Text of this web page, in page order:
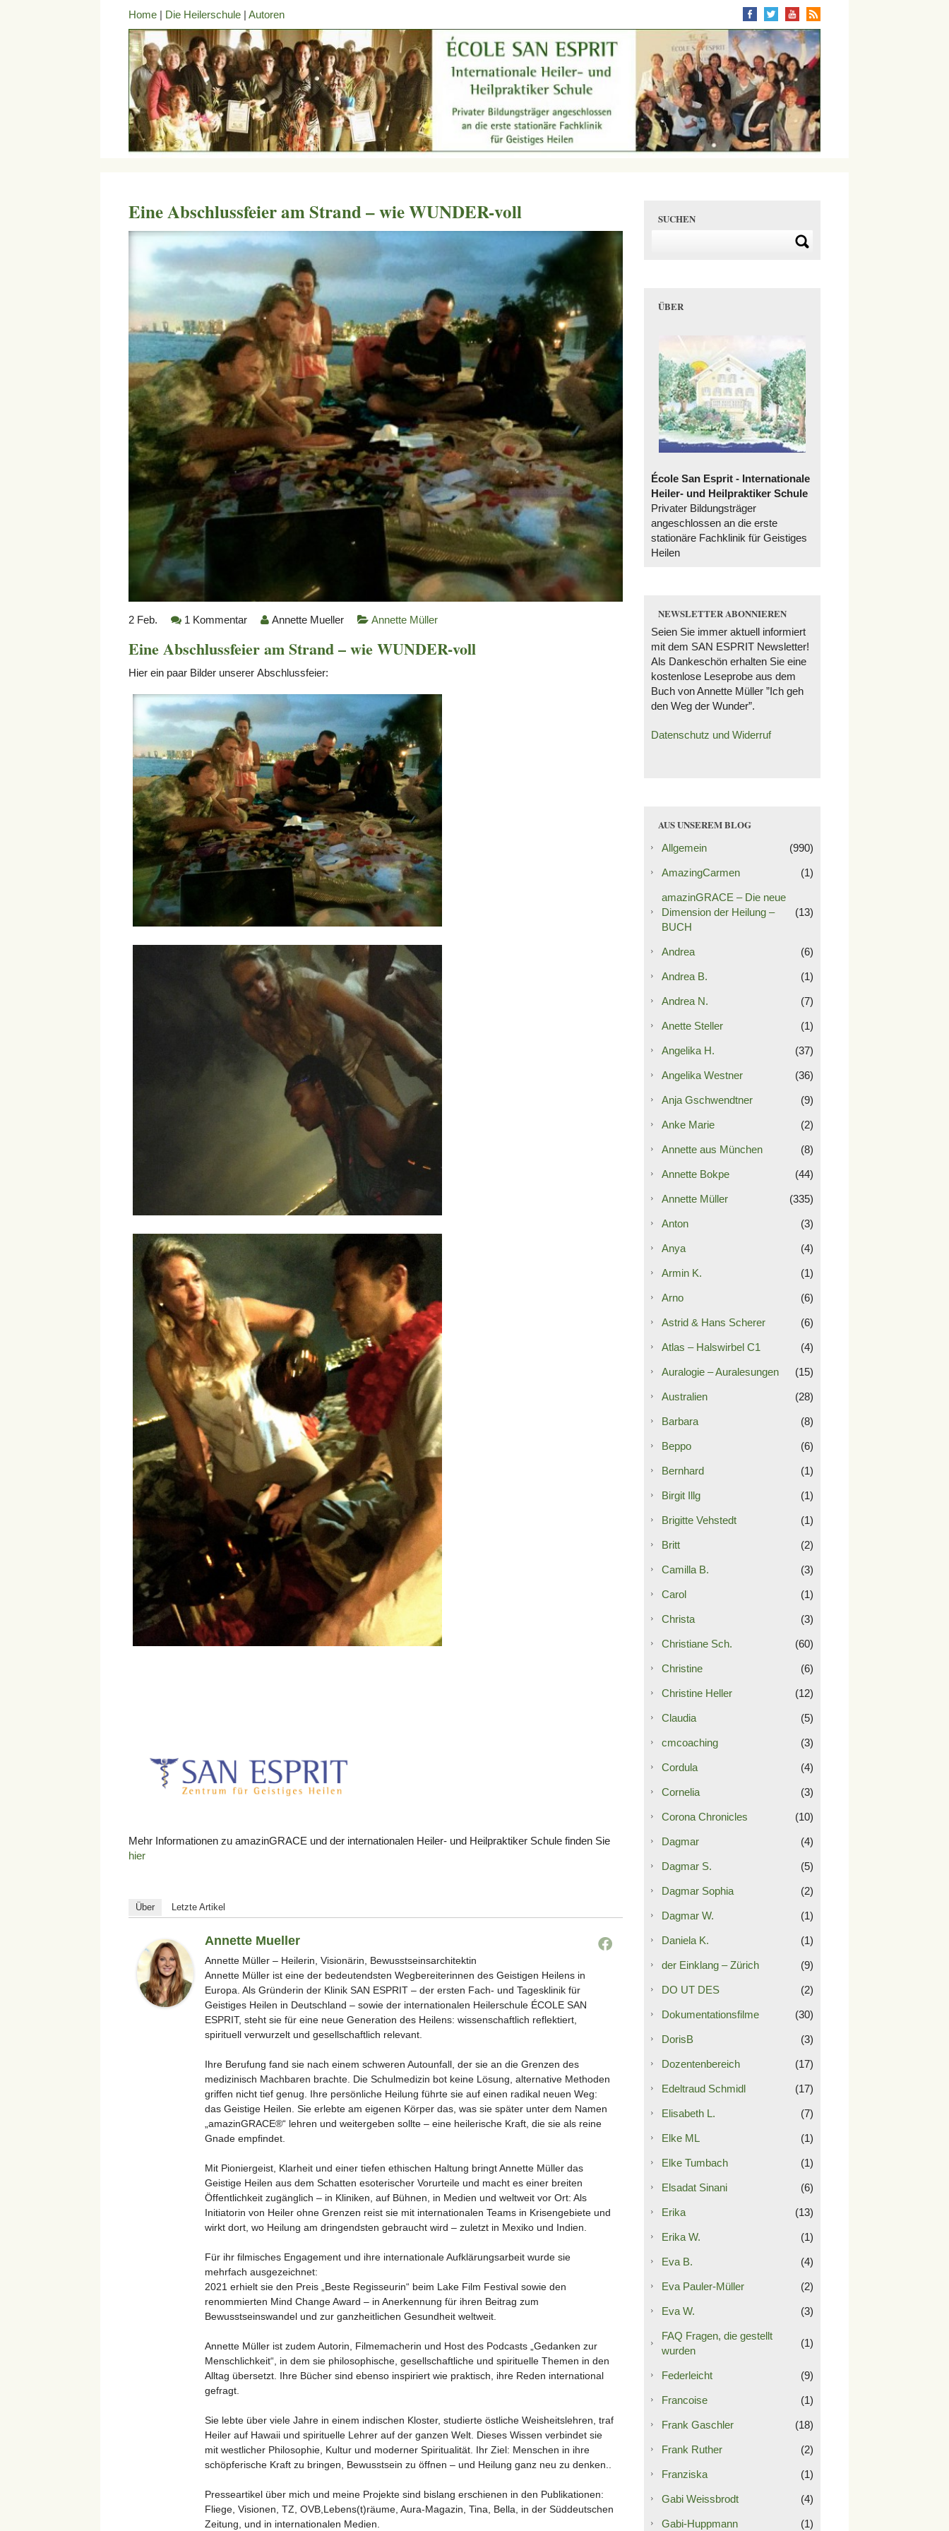
Home | Die Heilerschule | Autoren
Eine Abschlussfeier am Strand – wie WUNDER-voll
2 Feb. 1 Kommentar Annette Mueller Annette Müller
Eine Abschlussfeier am Strand – wie WUNDER-voll
Hier ein paar Bilder unserer Abschlussfeier:
Mehr Informationen zu amazinGRACE und der internationalen Heiler- und Heilpraktiker Schule finden Sie
hier
Über Letzte Artikel
Annette Mueller
Annette Müller – Heilerin, Visionärin, Bewusstseinsarchitektin
Annette Müller ist eine der bedeutendsten Wegbereiterinnen des Geistigen Heilens in
Europa. Als Gründerin der Klinik SAN ESPRIT – der ersten Fach- und Tagesklinik für
Geistiges Heilen in Deutschland – sowie der internationalen Heilerschule ÉCOLE SAN
ESPRIT, steht sie für eine neue Generation des Heilens: wissenschaftlich reflektiert,
spirituell verwurzelt und gesellschaftlich relevant.
Ihre Berufung fand sie nach einem schweren Autounfall, der sie an die Grenzen des
medizinisch Machbaren brachte. Die Schulmedizin bot keine Lösung, alternative Methoden
griffen nicht tief genug. Ihre persönliche Heilung führte sie auf einen radikal neuen Weg:
das Geistige Heilen. Sie erlebte am eigenen Körper das, was sie später unter dem Namen
„amazinGRACE®“ lehren und weitergeben sollte – eine heilerische Kraft, die sie als reine
Gnade empfindet.
Mit Pioniergeist, Klarheit und einer tiefen ethischen Haltung bringt Annette Müller das
Geistige Heilen aus dem Schatten esoterischer Vorurteile und macht es einer breiten
Öffentlichkeit zugänglich – in Kliniken, auf Bühnen, in Medien und weltweit vor Ort: Als
Initiatorin von Heiler ohne Grenzen reist sie mit internationalen Teams in Krisengebiete und
wirkt dort, wo Heilung am dringendsten gebraucht wird – zuletzt in Mexiko und Indien.
Für ihr filmisches Engagement und ihre internationale Aufklärungsarbeit wurde sie
mehrfach ausgezeichnet:
2021 erhielt sie den Preis „Beste Regisseurin“ beim Lake Film Festival sowie den
renommierten Mind Change Award – in Anerkennung für ihren Beitrag zum
Bewusstseinswandel und zur ganzheitlichen Gesundheit weltweit.
Annette Müller ist zudem Autorin, Filmemacherin und Host des Podcasts „Gedanken zur
Menschlichkeit“, in dem sie philosophische, gesellschaftliche und spirituelle Themen in den
Alltag übersetzt. Ihre Bücher sind ebenso inspiriert wie praktisch, ihre Reden international
gefragt.
Sie lebte über viele Jahre in einem indischen Kloster, studierte östliche Weisheitslehren, traf
Heiler auf Hawaii und spirituelle Lehrer auf der ganzen Welt. Dieses Wissen verbindet sie
mit westlicher Philosophie, Kultur und moderner Spiritualität. Ihr Ziel: Menschen in ihre
schöpferische Kraft zu bringen, Bewusstsein zu öffnen – und Heilung ganz neu zu denken..
Presseartikel über mich und meine Projekte sind bislang erschienen in den Publikationen:
Fliege, Visionen, TZ, OVB,Lebens(t)räume, Aura-Magazin, Tina, Bella, in der Süddeutschen
Zeitung, und in internationalen Medien.
SUCHEN
ÜBER
École San Esprit - Internationale
Heiler- und Heilpraktiker Schule
Privater Bildungsträger
angeschlossen an die erste
stationäre Fachklinik für Geistiges
Heilen
NEWSLETTER ABONNIEREN
Seien Sie immer aktuell informiert
mit dem SAN ESPRIT Newsletter!
Als Dankeschön erhalten Sie eine
kostenlose Leseprobe aus dem
Buch von Annette Müller ”Ich geh
den Weg der Wunder”.
Datenschutz und Widerruf
AUS UNSEREM BLOG
Allgemein (990)
AmazingCarmen (1)
amazinGRACE – Die neue
Dimension der Heilung –
BUCH
(13)
Andrea (6)
Andrea B. (1)
Andrea N. (7)
Anette Steller (1)
Angelika H. (37)
Angelika Westner (36)
Anja Gschwendtner (9)
Anke Marie (2)
Annette aus München (8)
Annette Bokpe (44)
Annette Müller (335)
Anton (3)
Anya (4)
Armin K. (1)
Arno (6)
Astrid & Hans Scherer (6)
Atlas – Halswirbel C1 (4)
Auralogie – Auralesungen (15)
Australien (28)
Barbara (8)
Beppo (6)
Bernhard (1)
Birgit Illg (1)
Brigitte Vehstedt (1)
Britt (2)
Camilla B. (3)
Carol (1)
Christa (3)
Christiane Sch. (60)
Christine (6)
Christine Heller (12)
Claudia (5)
cmcoaching (3)
Cordula (4)
Cornelia (3)
Corona Chronicles (10)
Dagmar (4)
Dagmar S. (5)
Dagmar Sophia (2)
Dagmar W. (1)
Daniela K. (1)
der Einklang – Zürich (9)
DO UT DES (2)
Dokumentationsfilme (30)
DorisB (3)
Dozentenbereich (17)
Edeltraud Schmidl (17)
Elisabeth L. (7)
Elke ML (1)
Elke Tumbach (1)
Elsadat Sinani (6)
Erika (13)
Erika W. (1)
Eva B. (4)
Eva Pauler-Müller (2)
Eva W. (3)
FAQ Fragen, die gestellt
wurden
(1)
Federleicht (9)
Francoise (1)
Frank Gaschler (18)
Frank Ruther (2)
Franziska (1)
Gabi Weissbrodt (4)
Gabi-Huppmann (1)